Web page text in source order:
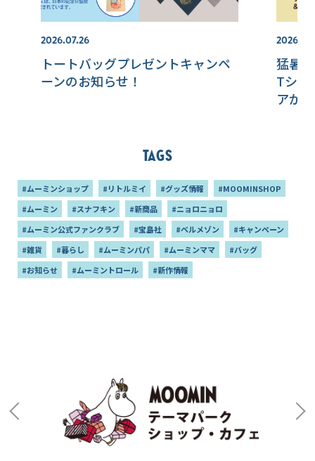
2026.07.26
トートバッグプレゼントキャンペ
ーンのお知らせ！
猛暑
Tシャ
アが
Tags
#ムーミンショップ #リトルミイ #グッズ情報
#MOOMINSHOP
#ムーミン
#スナフキン #新商品
#ニョロニョロ
#ムーミン公式ファンクラブ
#宝島社 #ベルメゾン
#キャンペーン
#雑貨
#暮らし #ムーミンパパ #ムーミンママ
#バッグ
#お知らせ
#ムーミントロール #新作情報